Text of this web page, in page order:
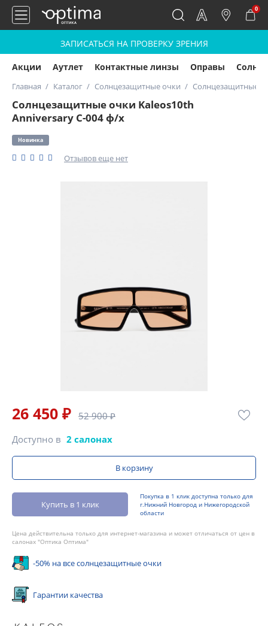
0
ЗАПИСАТЬСЯ НА ПРОВЕРКУ ЗРЕНИЯ
Акции Аутлет Контактные линзы Оправы
Главная Каталог Солнцезащитные очки Солнцезащитные
Солнцезащитные очки Kaleos10th
Anniversary C-004 ф/х
Новинка
Отзывов еще нет
26 450 ₽ 52 900 ₽
Доступно в 2 салонах
В корзину
Купить в 1 клик
Покупка в 1 клик доступна только для
г.Нижний Новгород и Нижегородской
области
Цена действительна только для интернет-магазина и может отличаться от цен в
салонах "Оптика Оптима"
-50% на все солнцезащитные очки
Гарантии качества